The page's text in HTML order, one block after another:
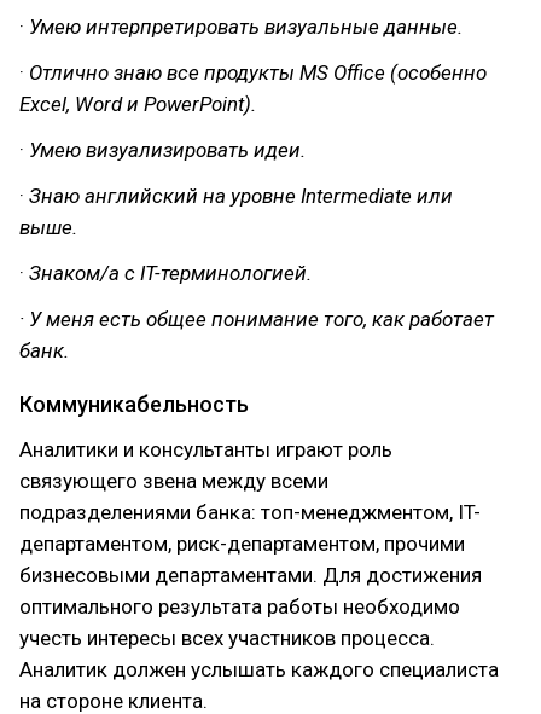
· Умею интерпретировать визуальные данные.
· Отлично знаю все продукты MS Office (особенно
Excel, Word и PowerPoint).
· Умею визуализировать идеи.
· Знаю английский на уровне Intermediate или
выше.
· Знаком/а с IT-терминологией.
· У меня есть общее понимание того, как работает
банк.
Коммуникабельность
Аналитики и консультанты играют роль
связующего звена между всеми
подразделениями банка: топ-менеджментом, IT-
департаментом, риск-департаментом, прочими
бизнесовыми департаментами. Для достижения
оптимального результата работы необходимо
учесть интересы всех участников процесса.
Аналитик должен услышать каждого специалиста
на стороне клиента.